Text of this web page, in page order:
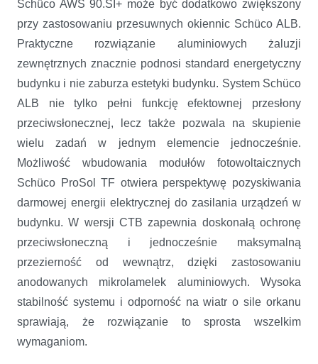
Schüco AWS 90.SI+ może być dodatkowo zwiększony
przy zastosowaniu przesuwnych okiennic Schüco ALB.
Praktyczne rozwiązanie aluminiowych żaluzji
zewnętrznych znacznie podnosi standard energetyczny
budynku i nie zaburza estetyki budynku. System Schüco
ALB nie tylko pełni funkcję efektownej przesłony
przeciwsłonecznej, lecz także pozwala na skupienie
wielu zadań w jednym elemencie jednocześnie.
Możliwość wbudowania modułów fotowoltaicznych
Schüco ProSol TF otwiera perspektywę pozyskiwania
darmowej energii elektrycznej do zasilania urządzeń w
budynku. W wersji CTB zapewnia doskonałą ochronę
przeciwsłoneczną i jednocześnie maksymalną
przezierność od wewnątrz, dzięki zastosowaniu
anodowanych mikrolamelek aluminiowych. Wysoka
stabilność systemu i odporność na wiatr o sile orkanu
sprawiają, że rozwiązanie to sprosta wszelkim
wymaganiom.